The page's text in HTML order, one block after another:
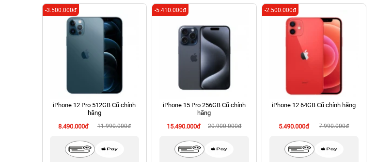
iPhone 12 Pro 512GB Cũ chính
hãng
8.490.000đ
11.990.000đ
-3.500.000đ
iPhone 15 Pro 256GB Cũ chính
hãng
15.490.000đ
20.900.000đ
-5.410.000đ
iPhone 12 64GB Cũ chính hãng
5.490.000đ 7.990.000đ
-2.500.000đ